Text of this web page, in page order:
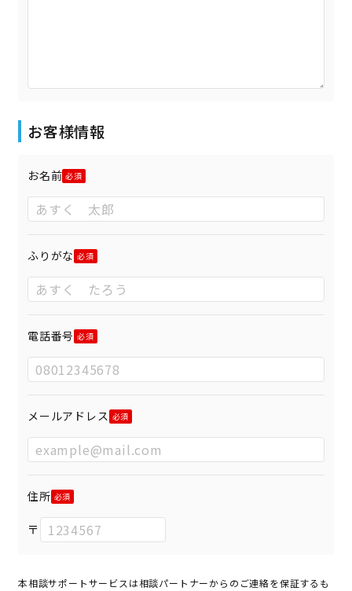
お客様情報
お名前
ふりがな
電話番号
メールアドレス
住所
〒
本相談サポートサービスは相談パートナーからのご連絡を保証するも